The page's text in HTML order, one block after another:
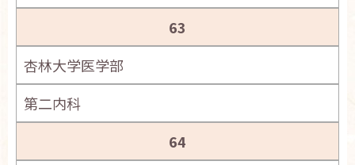
63
杏林大学医学部
第二内科
64